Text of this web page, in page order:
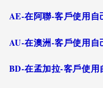
AE-在阿聯-客戶使用自
AU-在澳洲-客戶使用自
BD-在孟加拉-客戶使用